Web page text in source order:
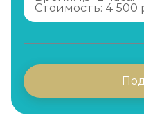
Стоимость: 4 500